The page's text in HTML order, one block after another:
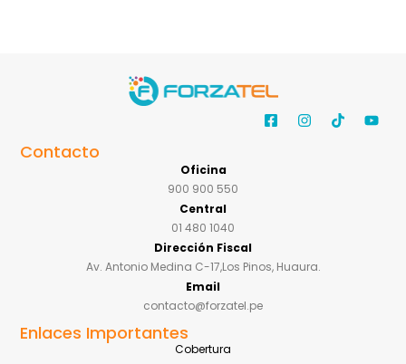
Contacto
Oficina
900 900 550
Central
01 480 1040
Dirección Fiscal
Av. Antonio Medina C-17,Los Pinos, Huaura.
Email
contacto@forzatel.pe
Enlaces Importantes
Cobertura